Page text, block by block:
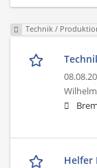
Technik /
Helfer